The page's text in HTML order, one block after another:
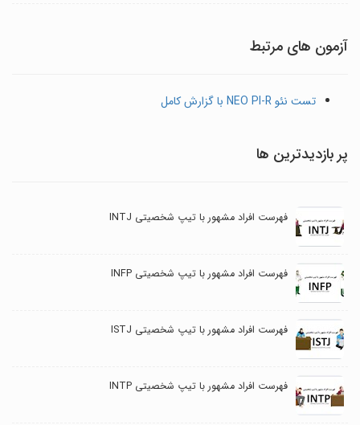
آزمون های مرتبط
تست نئو NEO PI-R با گزارش کامل
پر بازدیدترین ها
فهرست افراد مشهور با تیپ شخصیتی INTJ
فهرست افراد مشهور با تیپ شخصیتی INFP
فهرست افراد مشهور با تیپ شخصیتی ISTJ
فهرست افراد مشهور با تیپ شخصیتی INTP